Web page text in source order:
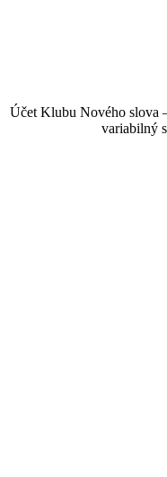
Účet Klubu Nového slova
variabilný